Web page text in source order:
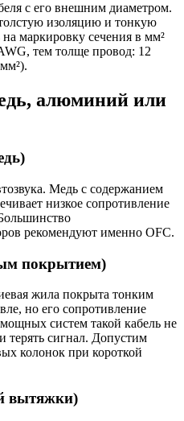
с его внешним диаметром.
изоляцию и тонкую
маркировку сечения в мм²
тем толще провод: 12
алюминий или
Медь с содержанием
низкое сопротивление
рекомендуют именно OFC.
покрытием)
жила покрыта тонким
но его сопротивление
систем такой кабель не
терять сигнал. Допустим
колонок при короткой
вытяжки)